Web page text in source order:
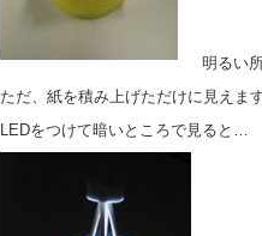
明るい
ただ、紙を積み上げただけに見えま
LEDをつけて暗いところで見ると…